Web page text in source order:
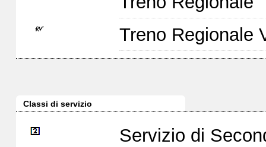
Treno Regionale
Classi di servizio
Servizio di